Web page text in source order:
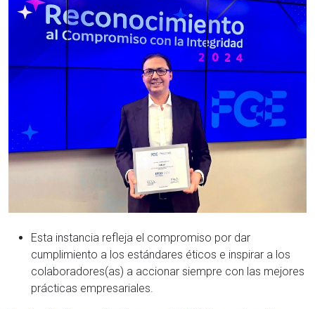
Esta instancia refleja el compromiso por dar
cumplimiento a los estándares éticos e inspirar a los
colaboradores(as) a accionar siempre con las mejores
prácticas empresariales.